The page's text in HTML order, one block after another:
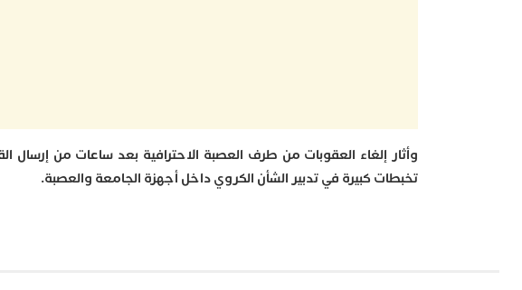
وأثار إلغاء العقوبات من طرف العصبة الاحترافية بعد ساعات من إرسال
تخبطات كبيرة في تدبير الشأن الكروي داخل أجهزة الجامعة والعصبة.